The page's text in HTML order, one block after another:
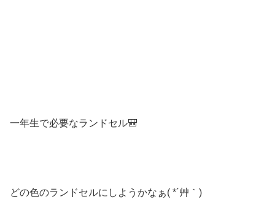
一年生で必要なランドセル🎒
どの色のランドセルにしようかなぁ( *´艸｀)